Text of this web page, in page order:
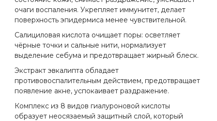
очаги воспаления. Укрепляет иммунитет, делает
поверхность эпидермиса менее чувствительной.
Салициловая кислота очищает поры: осветляет
чёрные точки и сальные нити, нормализует
выделение себума и предотвращает жирный блеск.
Экстракт эвкалипта обладает
противовоспалительным действием, предотвращает
появление акне, успокаивает раздражение.
Комплекс из 8 видов гиалуроновой кислоты
образует неосязаемый защитный слой, который